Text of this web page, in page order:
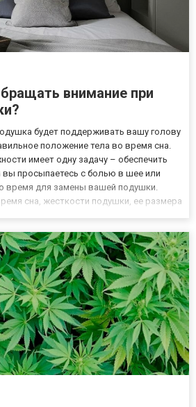
внимание при
будет поддерживать вашу голову
положение тела во время сна.
имеет одну задачу – обеспечить
вы просыпаетесь с болью в шее или
время для замены вашей подушки.
сна, жесткости подушки, ее размера